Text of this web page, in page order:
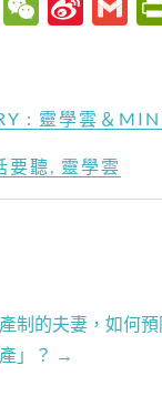
h
at
W
ei
b
: 靈學雲＆
要聽 靈學雲
制的夫妻，如何
」？ →